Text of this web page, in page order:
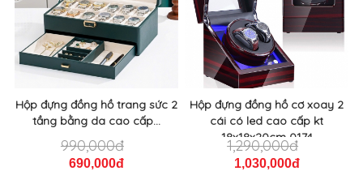
Hộp đựng đồng hồ trang sức 2
tầng bằng da cao cấp...
990,000đ
690,000đ
Hộp đựng đồng hồ cơ xoay 2
cái có led cao cấp kt
18x18x20cm 0174
1,290,000đ
1,030,000đ